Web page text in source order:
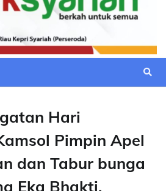
Hari
Pimpin Apel
dan Tabur bunga
Eka Bhakti.